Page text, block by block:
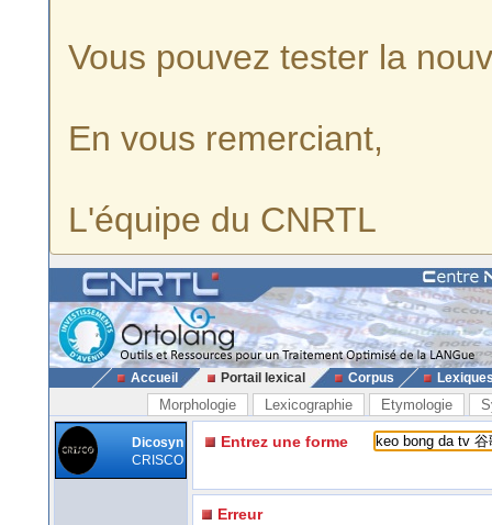
Vous pouvez tester la
En vous remerciant,
L'équipe du CNRTL
Accueil Portail lexical Corpus
Morphologie Lexicographie Etymologie
Dicosyn
CRISCO
Entrez une forme
Erreur